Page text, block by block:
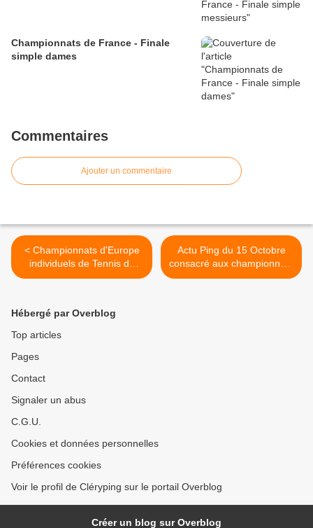
Championnats de France - Finale
simple dames
Commentaires
Ajouter un commentaire
< Championnats d'Europe
individuels de Tennis de
Table 2011 - Résultat Finale
Actu Ping du 15 Octobre
consacré aux championnats
d'Europe 2011 >
Hébergé par Overblog
Top articles
Pages
Contact
Signaler un abus
C.G.U.
Cookies et données personnelles
Préférences cookies
Voir le profil de Cléryping sur le portail Overblog
Créer un blog sur Overblog